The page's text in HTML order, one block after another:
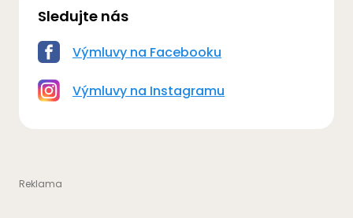
Sledujte nás
Výmluvy na Facebooku
Výmluvy na Instagramu